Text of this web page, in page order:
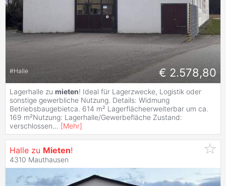
#Halle € 2.578,80
Lagerhalle zu mieten! Ideal für Lagerzwecke, Logistik oder
sonstige gewerbliche Nutzung. Details: Widmung
Betriebsbaugebietca. 614 m² Lagerflächeerweiterbar um ca.
169 m²Nutzung: Lagerhalle/Gewerbefläche Zustand:
verschlossen... [Mehr]
Halle zu Mieten!
4310 Mauthausen